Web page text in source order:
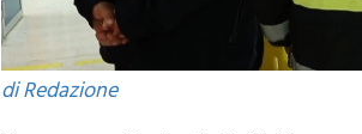
di Redazione